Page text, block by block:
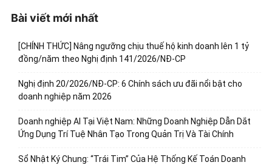
Bài viết mới nhất
[CHÍNH THỨC] Nâng ngưỡng chịu thuế hộ kinh doanh lên 1 tỷ
đồng/năm theo Nghị định 141/2026/NĐ-CP
Nghị định 20/2026/NĐ-CP: 6 Chính sách ưu đãi nổi bật cho
doanh nghiệp năm 2026
Doanh nghiệp AI Tại Việt Nam: Những Doanh Nghiệp Dẫn Dắt
Ứng Dụng Trí Tuệ Nhân Tạo Trong Quản Trị Và Tài Chính
Sổ Nhật Ký Chung: “Trái Tim” Của Hệ Thống Kế Toán Doanh